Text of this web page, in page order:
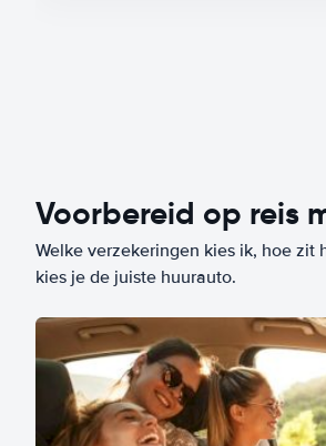
Voorbereid op reis
Welke verzekeringen kies ik, hoe zit
kies je de juiste huurauto.